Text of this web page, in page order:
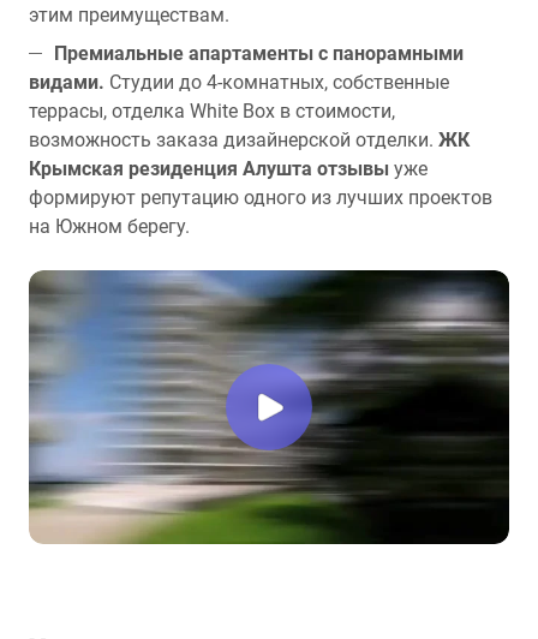
этим преимуществам.
Премиальные апартаменты с панорамными
видами. Студии до 4-комнатных, собственные
террасы, отделка White Box в стоимости,
возможность заказа дизайнерской отделки. ЖК
Крымская резиденция Алушта отзывы уже
формируют репутацию одного из лучших проектов
на Южном берегу.